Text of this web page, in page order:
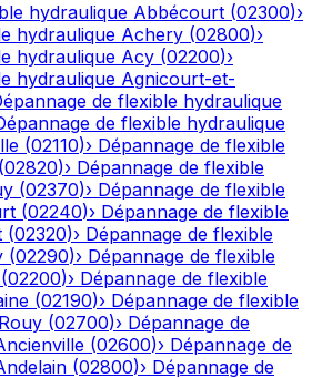
hydraulique Abbécourt (02300)›
hydraulique Achery (02800)›
hydraulique Acy (02200)›
hydraulique Agnicourt-et-
de flexible hydraulique
de flexible hydraulique
(02110)› Dépannage de flexible
(02820)› Dépannage de flexible
(02370)› Dépannage de flexible
(02240)› Dépannage de flexible
(02320)› Dépannage de flexible
(02290)› Dépannage de flexible
(02200)› Dépannage de flexible
(02190)› Dépannage de flexible
(02700)› Dépannage de
(02600)› Dépannage de
(02800)› Dépannage de